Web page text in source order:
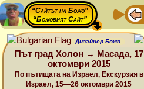
“Сайтът на Божо”
“Божовият Сайт”
Дизайнер Божо
Път град Холон → Масада, 17
октомври 2015
По пътищата на Израел, Екскурзия в
Израел, 15—26 октомври 2015